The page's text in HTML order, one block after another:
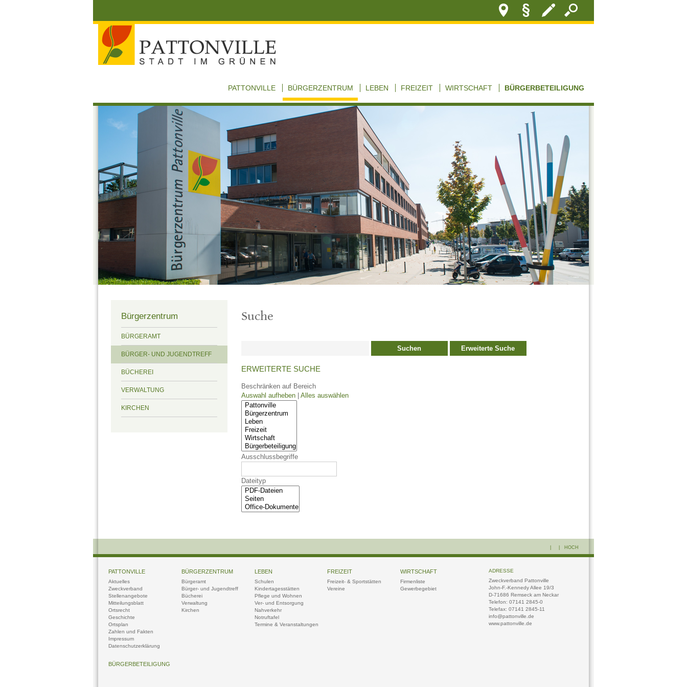
PATTONVILLE BÜRGERZENTRUM LEBEN FREIZEIT WIRTSCHAFT BÜRGERBETEILIGUNG
Bürgerzentrum
BÜRGERAMT
BÜRGER- UND JUGENDTREFF
BÜCHEREI
VERWALTUNG
KIRCHEN
Suche
Suchen Erweiterte Suche
ERWEITERTE SUCHE
Beschränken auf Bereich
Auswahl aufheben
Alles auswählen
Ausschlussbegriffe
Dateityp
HOCH
PATTONVILLE
Aktuelles
Zweckverband
Stellenangebote
Mitteilungsblatt
Ortsrecht
Geschichte
Ortsplan
Zahlen und Fakten
Impressum
Datenschutzerklärung
BÜRGERZENTRUM
Bürgeramt
Bürger- und Jugendtreff
Bücherei
Verwaltung
Kirchen
LEBEN
Schulen
Kindertagesstätten
Pflege und Wohnen
Ver- und Entsorgung
Nahverkehr
Notruftafel
Termine & Veranstaltungen
FREIZEIT
Freizeit- & Sportstätten
Vereine
WIRTSCHAFT
Firmenliste
Gewerbegebiet
BÜRGERBETEILIGUNG
ADRESSE
Zweckverband Pattonville
John-F.-Kennedy Allee 19/3
D-71686 Remseck am Neckar
Telefon: 07141 2845-0
Telefax: 07141 2845-11
info@pattonville.de
www.pattonville.de